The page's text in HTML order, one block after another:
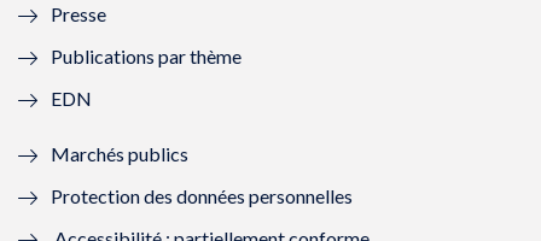
f
n
ê
e
n
ê
Presse
Publications par thème
EDN
Marchés publics
Protection des données personnelles